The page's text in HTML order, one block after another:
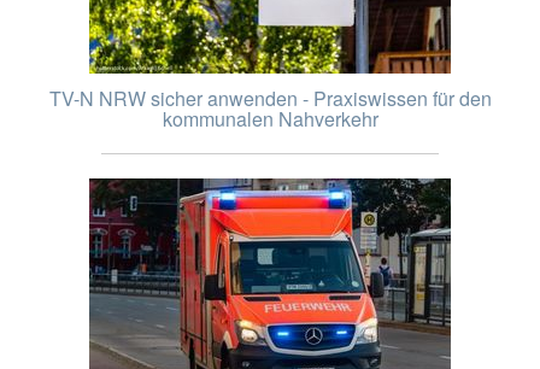
TV-N NRW sicher anwenden - Praxiswissen für den
kommunalen Nahverkehr